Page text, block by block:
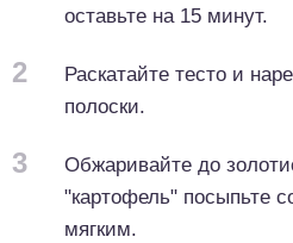
оставьте на 15 минут.
2
Раскатайте тесто и
полоски.
3
Обжаривайте до
"картофель" посыпьте
мягким.